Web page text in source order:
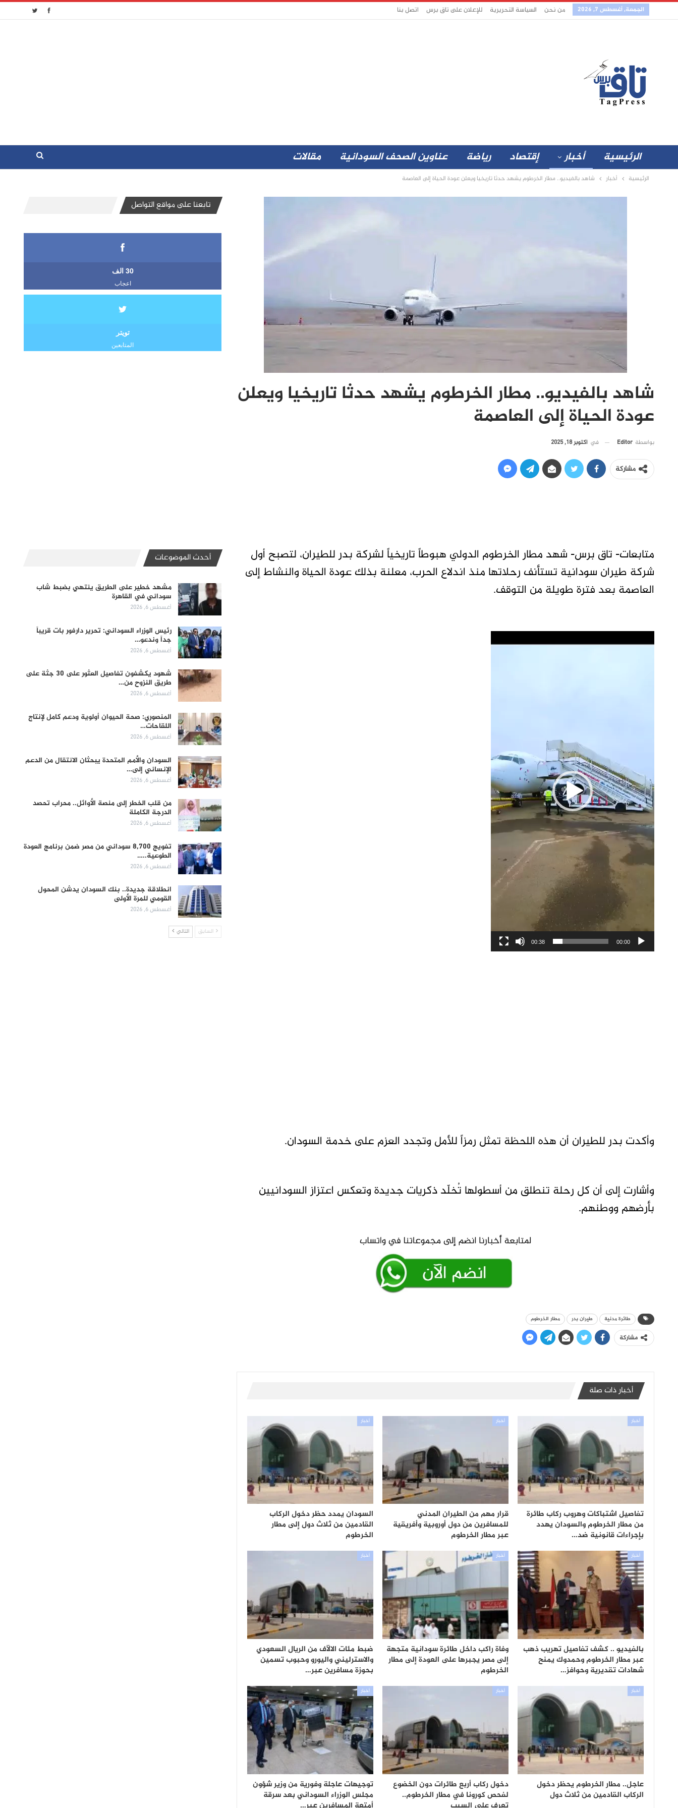
الجمعة, أغسطس 7, 2026 من نحن السياسة التحريرية للإعلان على تاق برس اتصل بنا
الرئيسية أخبار إقتصاد رياضة عناوين الصحف السودانية مقالات
الرئيسية أخبار شاهد بالفيديو.. مطار الخرطوم يشهد حدثا تاريخيا ويعلن عودة الحياة إلى العاصمة
شاهد بالفيديو.. مطار الخرطوم يشهد حدثا تاريخيا ويعلن
عودة الحياة إلى العاصمة
بواسطة Editor في أكتوبر 18, 2025
مشاركة
متابعات- تاق برس- شهد مطار الخرطوم الدولي هبوطاً تاريخياً لشركة بدر للطيران، لتصبح أول
شركة طيران سودانية تستأنف رحلاتها منذ اندلاع الحرب، معلنة بذلك عودة الحياة والنشاط إلى
العاصمة بعد فترة طويلة من التوقف.
مشغل
00:00
00:38
وأكدت بدر للطيران أن هذه اللحظة تمثل رمزاً للأمل وتجدد العزم على خدمة السودان.
وأشارت إلى أن كل رحلة تنطلق من أسطولها تُخلّد ذكريات جديدة وتعكس اعتزاز السودانيين
بأرضهم ووطنهم.
طائرة مدنية طيران بدر مطار الخرطوم
مشاركة
أخبار ذات صلة
أخبار
تفاصيل اشتباكات وهروب ركاب طائرة
من مطار الخرطوم والسودان يهدد
بإجراءات قانونية ضد…
أخبار
قرار مهم من الطيران المدني
للمسافرين من دول أوروبية وأفريقية
عبر مطار الخرطوم
أخبار
السودان يمدد حظر دخول الركاب
القادمين من ثلاث دول إلى مطار
الخرطوم
أخبار
بالفيديو .. كشف تفاصيل تهريب ذهب
عبر مطار الخرطوم وحمدوك يمنح
شهادات تقديرية وحوافز…
أخبار
وفاة راكب داخل طائرة سودانية متجهة
إلى مصر يجبرها على العودة إلى مطار
الخرطوم
أخبار
ضبط مئات الالآف من الريال السعودي
والاسترليني واليورو وحبوب تسمين
بحوزة مسافرين عبر…
أخبار
عاجل.. مطار الخرطوم يحظر دخول
الركاب القادمين من ثلاث دول
أخبار
دخول ركاب أربع طائرات دون الخضوع
لفحص كورونا في مطار الخرطوم..
أخبار
توجيهات عاجلة وفورية من وزير شؤون
مجلس الوزراء السوداني بعد سرقة
تابعنا على مواقع التواصل
30 الف
اعجاب
تويتر
المتابعين
أحدث الموضوعات
مشهد خطير على الطريق ينتهي بضبط شاب
سوداني في القاهرة
أغسطس 6, 2026
رئيس الوزراء السوداني: تحرير دارفور بات قريباً
جداً وندعو…
أغسطس 6, 2026
شهود يكشفون تفاصيل العثور على 30 جثة على
طريق النزوح من…
أغسطس 6, 2026
المنصوري: صحة الحيوان أولوية ودعم كامل لإنتاج
اللقاحات…
أغسطس 6, 2026
السودان والأمم المتحدة يبحثان الانتقال من الدعم
الإنساني إلى…
أغسطس 6, 2026
من قلب الخطر إلى منصة الأوائل.. محراب تحصد
الدرجة الكاملة
أغسطس 6, 2026
تفويج 8,700 سوداني من مصر ضمن برنامج العودة
الطوعية..…
أغسطس 6, 2026
انطلاقة جديدة.. بنك السودان يدشن المحول
القومي للمرة الأولى
أغسطس 6, 2026
السابق التالي